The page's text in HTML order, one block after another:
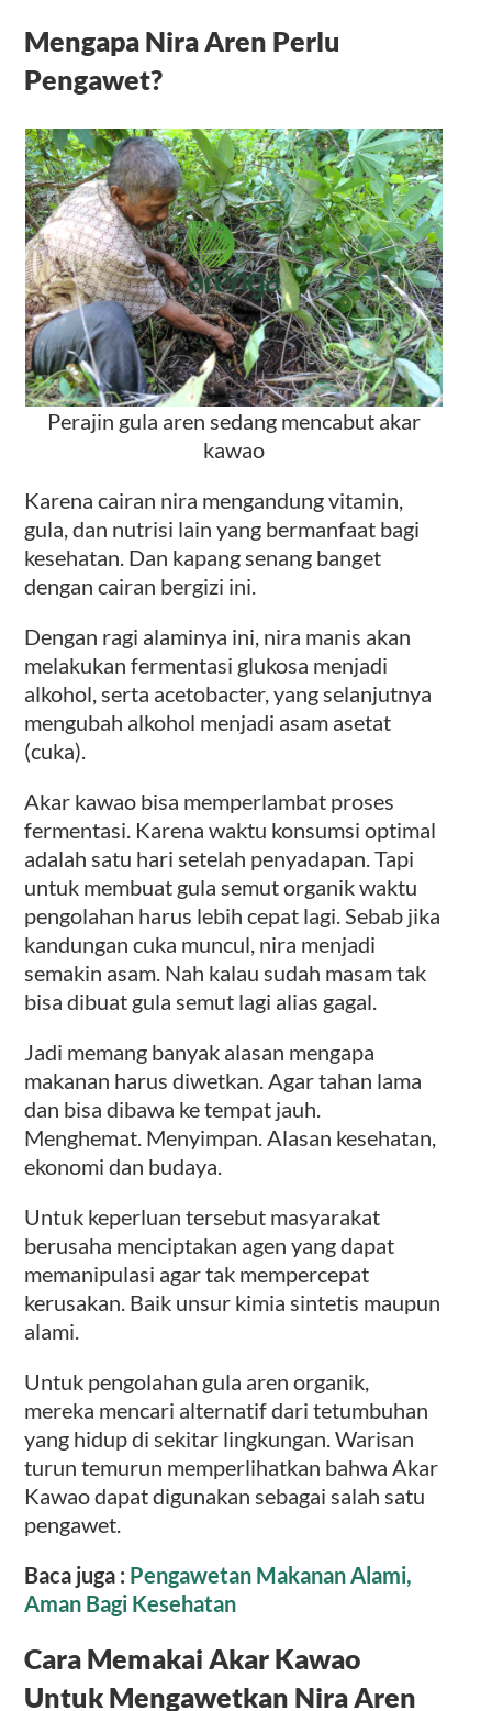
Mengapa Nira Aren Perlu
Pengawet?
Perajin gula aren sedang mencabut akar
kawao
Karena cairan nira mengandung vitamin,
gula, dan nutrisi lain yang bermanfaat bagi
kesehatan. Dan kapang senang banget
dengan cairan bergizi ini.
Dengan ragi alaminya ini, nira manis akan
melakukan fermentasi glukosa menjadi
alkohol, serta acetobacter, yang selanjutnya
mengubah alkohol menjadi asam asetat
(cuka).
Akar kawao bisa memperlambat proses
fermentasi. Karena waktu konsumsi optimal
adalah satu hari setelah penyadapan. Tapi
untuk membuat gula semut organik waktu
pengolahan harus lebih cepat lagi. Sebab jika
kandungan cuka muncul, nira menjadi
semakin asam. Nah kalau sudah masam tak
bisa dibuat gula semut lagi alias gagal.
Jadi memang banyak alasan mengapa
makanan harus diwetkan. Agar tahan lama
dan bisa dibawa ke tempat jauh.
Menghemat. Menyimpan. Alasan kesehatan,
ekonomi dan budaya.
Untuk keperluan tersebut masyarakat
berusaha menciptakan agen yang dapat
memanipulasi agar tak mempercepat
kerusakan. Baik unsur kimia sintetis maupun
alami.
Untuk pengolahan gula aren organik,
mereka mencari alternatif dari tetumbuhan
yang hidup di sekitar lingkungan. Warisan
turun temurun memperlihatkan bahwa Akar
Kawao dapat digunakan sebagai salah satu
pengawet.
Baca juga : Pengawetan Makanan Alami,
Aman Bagi Kesehatan
Cara Memakai Akar Kawao
Untuk Mengawetkan Nira Aren